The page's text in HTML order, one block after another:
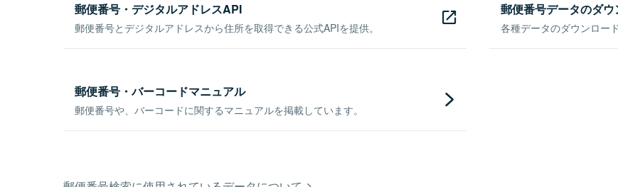
郵便番号・デジタルアドレスAPI
郵便番号とデジタルアドレスから住所を取得できる公式APIを提供。
郵便番号データのダウ
各種データのダウンロー
郵便番号・バーコードマニュアル
郵便番号や、バーコードに関するマニュアルを掲載しています。